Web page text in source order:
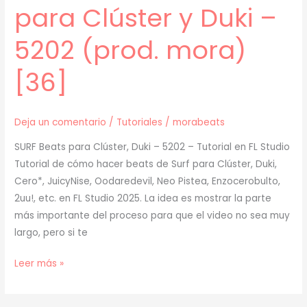
para Clúster y Duki –
5202 (prod. mora)
[36]
Deja un comentario / Tutoriales /morabeats
SURF Beats para Clúster, Duki – 5202 – Tutorial en FL Studio
Tutorial de cómo hacer beats de Surf para Clúster, Duki,
Cero*, JuicyNise, Oodaredevil, Neo Pistea, Enzocerobulto,
2uu!, etc. en FL Studio 2025. La idea es mostrar la parte
más importante del proceso para que el video no sea muy
largo, pero si te
[
Leer más »